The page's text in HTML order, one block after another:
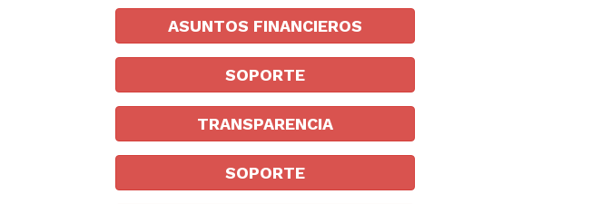
ASUNTOS FINANCIEROS
SOPORTE
TRANSPARENCIA
SOPORTE